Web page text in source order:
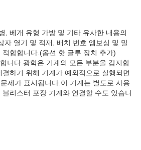
, 베개 유형 가방 및 기타 유사한 내용의
자 열기 및 적재, 배치 번호 엠보싱 및 밀
합합니다.(옵션 핫 글루 장치 추가)
니다.광학은 기계의 모든 부분을 감지합
하기 위해 기계가 예외적으로 실행되면
제가 표시됩니다.이 기계는 별도로 사용
리스터 포장 기계와 연결할 수도 있습니